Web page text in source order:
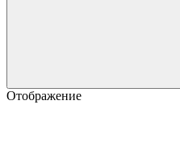
Отображение